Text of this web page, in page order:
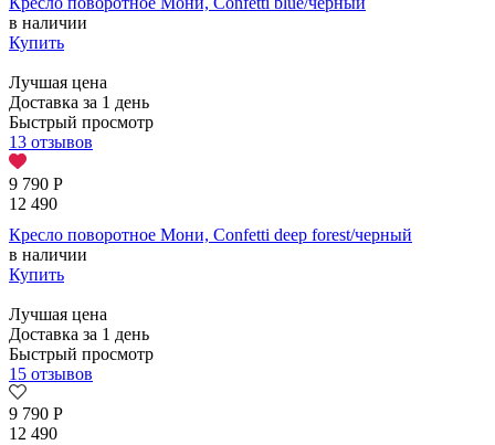
в наличии
Купить
Лучшая цена
Доставка за 1 день
Быстрый просмотр
13 отзывов
9 790 Р
12 490
Кресло поворотное Мони, Confetti deep forest/черный
в наличии
Купить
Лучшая цена
Доставка за 1 день
Быстрый просмотр
15 отзывов
9 790 Р
12 490